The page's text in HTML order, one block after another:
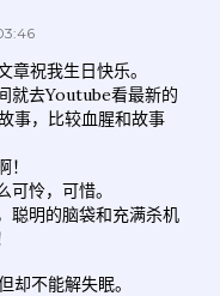
章祝我生日快乐。
就去Youtube看最新的
事，比较血腥和故事
怜，可惜。
聪明的脑袋和充满杀机
却不能解失眠。